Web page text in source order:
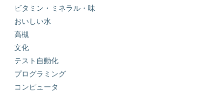
ビタミン・ミネラル・味
おいしい水
高槻
文化
テスト自動化
プログラミング
コンピュータ